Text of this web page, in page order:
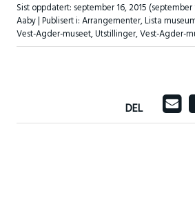
Sist oppdatert: september 16, 2015 (september
Aaby |Publisert i:Arrangementer,Lista
Vest-Agder-museet,Utstillinger,Vest-Agder-
DEL